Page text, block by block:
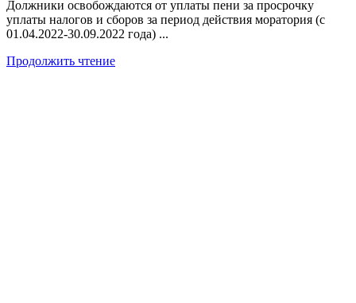
Должники освобождаются от уплаты пени за просрочку
уплаты налогов и сборов за период действия моратория (с
01.04.2022-30.09.2022 года) ...
Продолжить чтение